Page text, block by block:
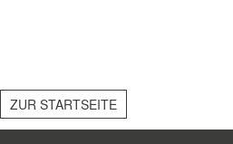
ZUR STARTSEITE